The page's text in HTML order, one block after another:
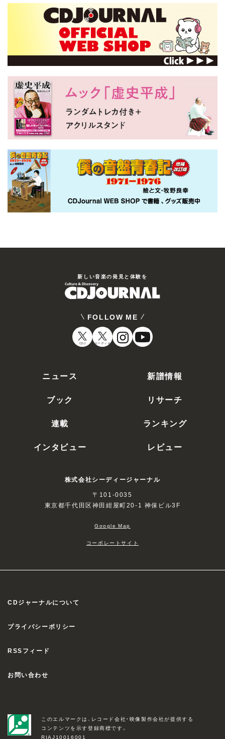
新しい⾳楽の発⾒と体験を
FOLLOW ME
CDJ オーディオ
ニュース
新譜情報
ブック
リサーチ
連載
ランキング
インタビュー
レビュー
株式会社シーディージャーナル
〒101-0035
東京都千代田区神田紺屋町20-1 神保ビル3F
Google Map
コーポレートサイト
CDジャーナルについて
プライバシーポリシー
RSSフィード
お問い合わせ
このエルマークは、レコード会社・映像製作会社が提供する
コンテンツを示す登録商標です。
RIAJ10016001